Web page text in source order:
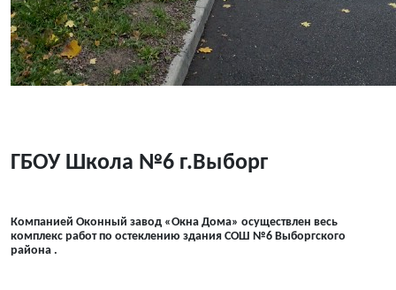
ГБОУ Школа №6 г.Выборг
Компанией Оконный завод «Окна Дома» осуществлен весь
комплекс работ по остеклению здания СОШ №6 Выборгского
района .